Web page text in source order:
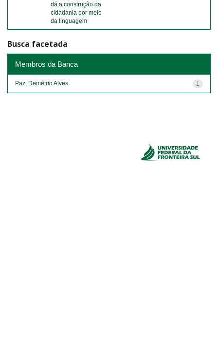
dá a construção da
cidadania por meio
da linguagem
Busca facetada
Membros da Banca
1
Paz, Demétrio Alves